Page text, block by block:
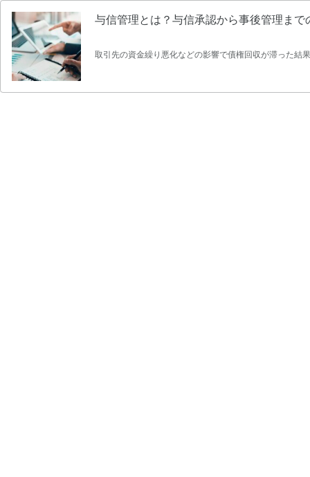
与信管理とは？与信承認から事後管理ま
取引先の資金繰り悪化などの影響で債権回収が滞った結